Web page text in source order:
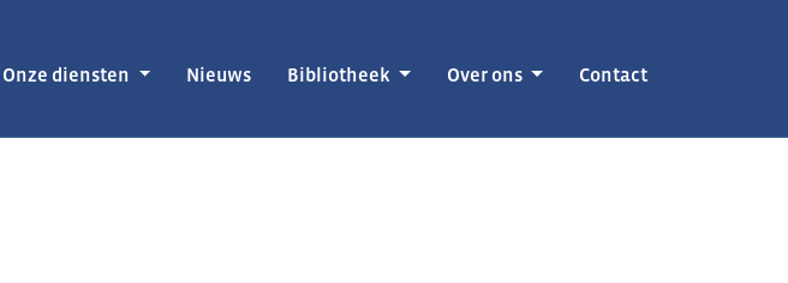
Onze diensten Nieuws Bibliotheek Over ons Contact